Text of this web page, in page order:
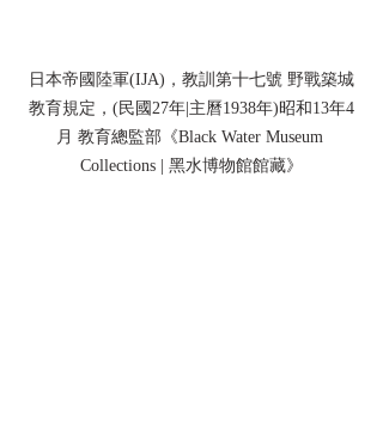
日本帝國陸軍(IJA)，教訓第十七號 野戰築城
教育規定，(民國27年|主曆1938年)昭和13年4
月 教育總監部《Black Water Museum
Collections | 黑水博物館館藏》